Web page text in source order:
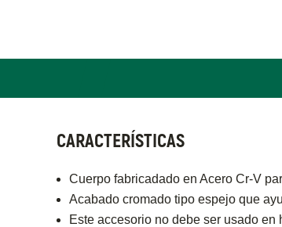
CARACTERÍSTICAS
Cuerpo fabricadado en Acero Cr-V
Acabado cromado tipo espejo que
Este accesorio no debe ser usado